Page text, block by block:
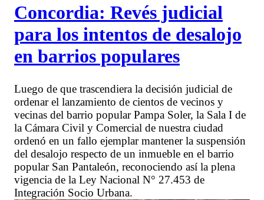
Concordia: Revés judicial
para los intentos de desalojo
en barrios populares
Luego de que trascendiera la decisión judicial de
ordenar el lanzamiento de cientos de vecinos y
vecinas del barrio popular Pampa Soler, la Sala I de
la Cámara Civil y Comercial de nuestra ciudad
ordenó en un fallo ejemplar mantener la suspensión
del desalojo respecto de un inmueble en el barrio
popular San Pantaleón, reconociendo así la plena
vigencia de la Ley Nacional N° 27.453 de
Integración Socio Urbana.